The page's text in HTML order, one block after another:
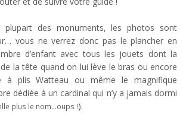
des monuments, les photos sont
vous ne verrez donc pas le plancher en
d’enfant avec tous les jouets dont la
la tête quand on lui lève le bras ou encore
à plis Watteau ou même le magnifique
dédiée à un cardinal qui n’y a jamais dormi
plus le nom…oups !).